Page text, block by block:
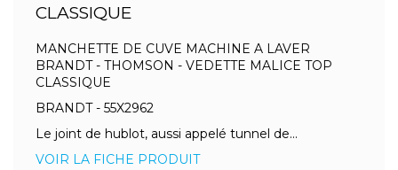
CLASSIQUE
MANCHETTE DE CUVE MACHINE A LAVER
BRANDT - THOMSON - VEDETTE MALICE TOP
CLASSIQUE
BRANDT - 55X2962
Le joint de hublot, aussi appelé tunnel de...
VOIR LA FICHE PRODUIT